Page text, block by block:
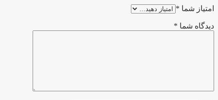
امتیاز شما *
دیدگاه شما *